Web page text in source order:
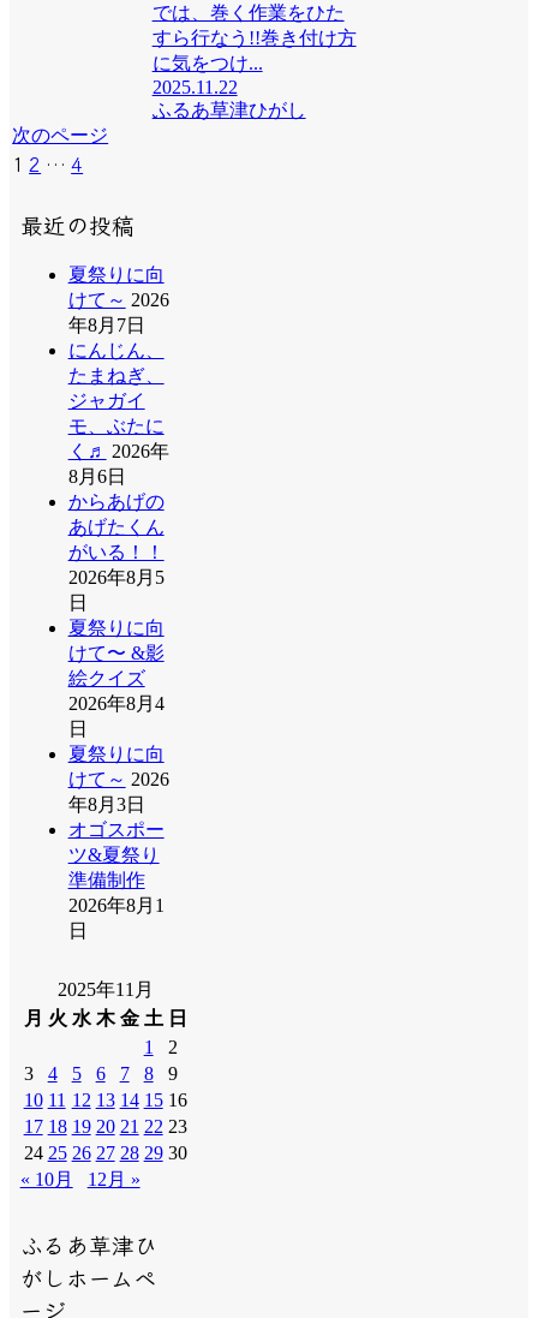
では、巻く作業をひた
すら行なう!!巻き付け方
に気をつけ...
2025.11.22
ふるあ草津ひがし
次のページ
1 2 … 4
最近の投稿
夏祭りに向
けて～ 2026
年8月7日
にんじん、
たまねぎ、
ジャガイ
モ、ぶたに
く♬
2026年
8月6日
からあげの
あげたくん
がいる！！
2026年8月5
日
夏祭りに向
けて〜 &影
絵クイズ
2026年8月4
日
夏祭りに向
けて～ 2026
年8月3日
オゴスポー
ツ&夏祭り
準備制作
2026年8月1
日
2025年11月
月 火 水 木 金 土 日
1
2
3
4 5 6 7 8
9
10 11 12 13 14 15 16
17 18 19 20 21 22 23
24 25 26 27 28 29 30
« 10月
12月 »
ふるあ草津ひ
がしホームペ
ージ